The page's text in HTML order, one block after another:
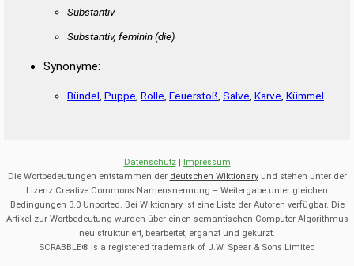
Substantiv
Substantiv, feminin(die)
Synonyme:
Bündel Puppe Rolle Feuerstoß Salve Karve Kümmel
Datenschutz| Impressum
Die Wortbedeutungen entstammen der deutschen Wiktionaryund stehen unter der
Lizenz Creative Commons Namensnennung – Weitergabe unter gleichen
Bedingungen 3.0 Unported. Bei Wiktionary ist eine Liste der Autoren verfügbar. Die
Artikel zur Wortbedeutung wurden über einen semantischen Computer-Algorithmus
neu strukturiert, bearbeitet, ergänzt und gekürzt.
SCRABBLE® is a registered trademark of J.W. Spear & Sons Limited